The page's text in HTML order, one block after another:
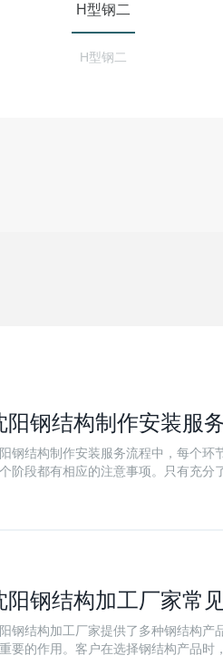
H型钢二
H型钢二
阳钢结构制作安装服
钢结构制作安装服务流程中，每个环
阶段都有相应的注意事项。只有充分
阳钢结构加工厂家常
钢结构加工厂家提供了多种钢结构产
要的作用。客户在选择钢结构产品时